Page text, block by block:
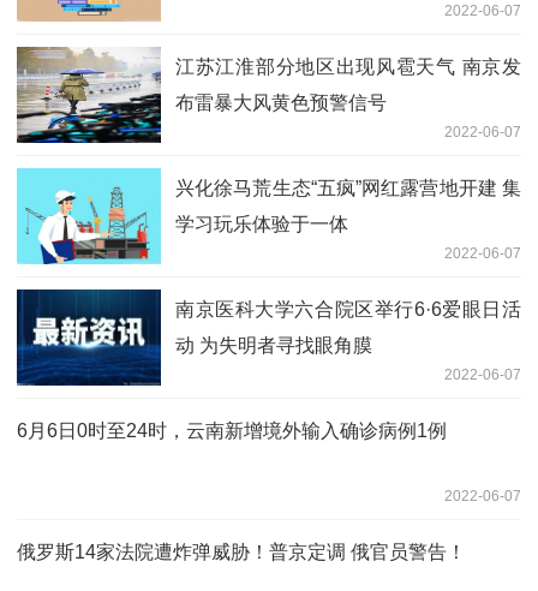
2022-06-07
江苏江淮部分地区出现风雹天气 南京发
布雷暴大风黄色预警信号
2022-06-07
兴化徐马荒生态“五疯”网红露营地开建 集
学习玩乐体验于一体
2022-06-07
南京医科大学六合院区举行6·6爱眼日活
动 为失明者寻找眼角膜
2022-06-07
6月6日0时至24时，云南新增境外输入确诊病例1例
2022-06-07
俄罗斯14家法院遭炸弹威胁！普京定调 俄官员警告！